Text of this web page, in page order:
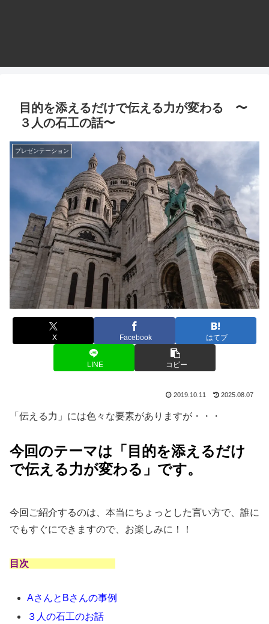
目的を添えるだけで伝える力が変わる 〜
３人の石工の話〜
プレゼンテーション
X Facebook はてブ
LINE コピー
2019.10.11 2025.08.07
「伝える力」には色々な要素がありますが・・・
今回のテーマは「目的を添えるだけ
で伝える力が変わる」です。
今回ご紹介するのは、本当にちょっとした言い方で、誰に
でもすぐにできますので、お楽しみに！！
目次
AさんとBさんの事例
３人の石工のお話